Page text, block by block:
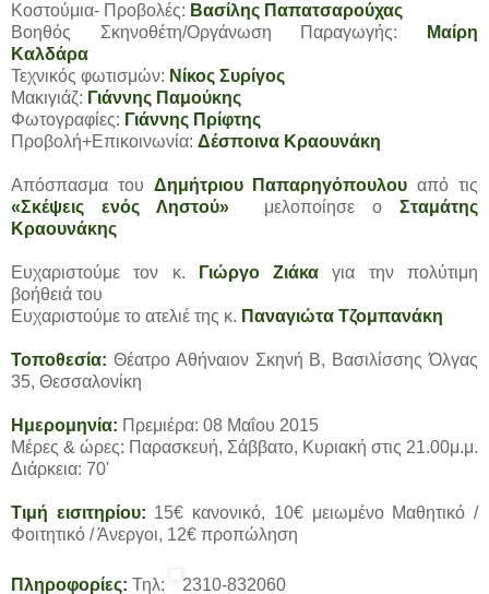
Κοστούμια- Προβολές: Βασίλης Παπατσαρούχας
Βοηθός Σκηνοθέτη/Οργάνωση Παραγωγής:
Μαίρη
Καλδάρα
Τεχνικός φωτισμών: Νίκος Συρίγος
Μακιγιάζ: Γιάννης Παμούκης
Φωτογραφίες: Γιάννης Πρίφτης
Προβολή+Επικοινωνία: Δέσποινα Κραουνάκη
Απόσπασμα του Δημήτριου Παπαρηγόπουλου από τις
«Σκέψεις ενός Ληστού»
μελοποίησε ο Σταμάτης
Κραουνάκης
Ευχαριστούμε τον κ. Γιώργο Ζιάκα για την πολύτιμη
βοήθειά του
Ευχαριστούμε το ατελιέ της κ. Παναγιώτα Τζομπανάκη
Τοποθεσία: Θέατρο Αθήναιον Σκηνή B, Βασιλίσσης Όλγας
35, Θεσσαλονίκη
Ημερομηνία: Πρεμιέρα: 08 Μαΐου 2015
Μέρες & ώρες: Παρασκευή, Σάββατο, Κυριακή στις 21.00μ.μ.
Διάρκεια: 70'
Τιμή εισιτηρίου: 15€ κανονικό, 10€ μειωμένο Μαθητικό /
Φοιτητικό / Άνεργοι, 12€ προπώληση
Πληροφορίες: Τηλ: 2310-832060